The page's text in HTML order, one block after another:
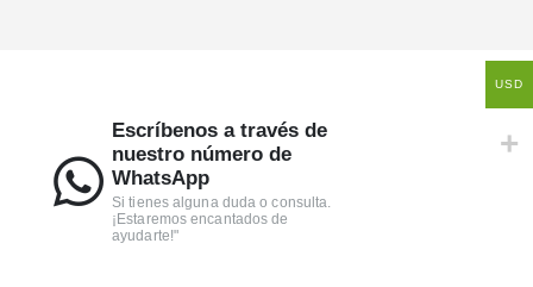
Escríbenos a través de
nuestro número de
WhatsApp
Si tienes alguna duda o consulta.
¡Estaremos encantados de
ayudarte!"
USD